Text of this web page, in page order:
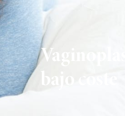
bajo coste